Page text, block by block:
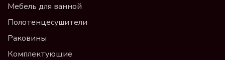
Мебель для ванной
Полотенцесушители
Раковины
Комплектующие